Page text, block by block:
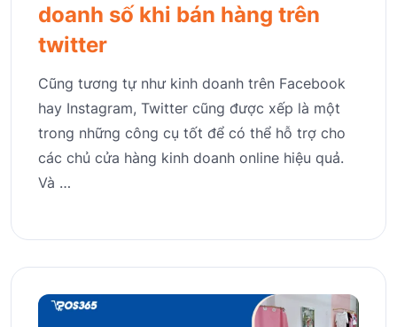
doanh số khi bán hàng trên
twitter
Cũng tương tự như kinh doanh trên Facebook
hay Instagram, Twitter cũng được xếp là một
trong những công cụ tốt để có thể hỗ trợ cho
các chủ cửa hàng kinh doanh online hiệu quả.
Và …